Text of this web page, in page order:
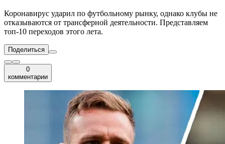
Коронавирус ударил по футбольному рынку, однако клубы не
отказываются от трансферной деятельности. Представляем
топ-10 переходов этого лета.
Поделиться
0
комментарии